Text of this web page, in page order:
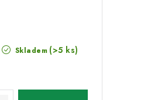
Skladem (>5 ks)